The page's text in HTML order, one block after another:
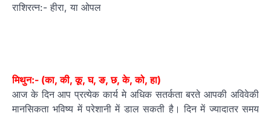
राशिरत्न:- हीरा, या ओपल
मिथुन:- (का, की, कू, घ, ङ, छ, के, को, हा)
आज के दिन आप प्रत्येक कार्य मे अधिक सतर्कता बरते आपकी अविवेकी
मानसिकता भविष्य में परेशानी में डाल सकती है। दिन में ज्यादातर समय